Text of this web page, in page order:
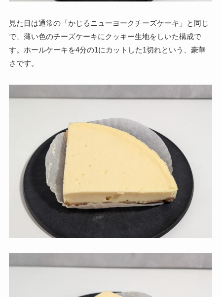
見た目は通常の「かじるニューヨークチーズケーキ」と同じ
で、薄い色のチーズケーキにクッキー生地をしいた構成で
す。ホールケーキを4分の1にカットした1切れという、豪華
さです。